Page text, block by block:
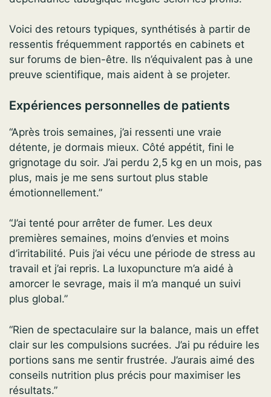
Voici des retours typiques, synthétisés à partir de
ressentis fréquemment rapportés en cabinets et
sur forums de bien-être. Ils n’équivalent pas à une
preuve scientifique, mais aident à se projeter.
Expériences personnelles de patients
“Après trois semaines, j’ai ressenti une vraie
détente, je dormais mieux. Côté appétit, fini le
grignotage du soir. J’ai perdu 2,5 kg en un mois, pas
plus, mais je me sens surtout plus stable
émotionnellement.”
“J’ai tenté pour arrêter de fumer. Les deux
premières semaines, moins d’envies et moins
d’irritabilité. Puis j’ai vécu une période de stress au
travail et j’ai repris. La luxopuncture m’a aidé à
amorcer le sevrage, mais il m’a manqué un suivi
plus global.”
“Rien de spectaculaire sur la balance, mais un effet
clair sur les compulsions sucrées. J’ai pu réduire les
portions sans me sentir frustrée. J’aurais aimé des
conseils nutrition plus précis pour maximiser les
résultats.”